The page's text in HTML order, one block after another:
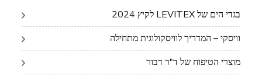
בגדי הים של LEVITEX לקיץ 2024
וויסקי – המדריך לוויסקולוגית מתחילה
מוצרי הטיפוח של ד"ר דבור